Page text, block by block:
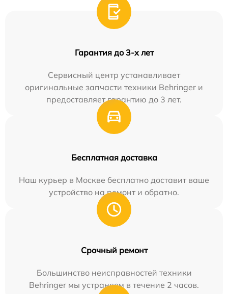
Гарантия до 3-х лет
Сервисный центр устанавливает
оригинальные запчасти техники Behringer и
предоставляет гарантию до 3 лет.
Бесплатная доставка
Наш курьер в Москве бесплатно доставит ваше
устройство на ремонт и обратно.
Срочный ремонт
Большинство неисправностей техники
Behringer мы устраняем в течение 2 часов.